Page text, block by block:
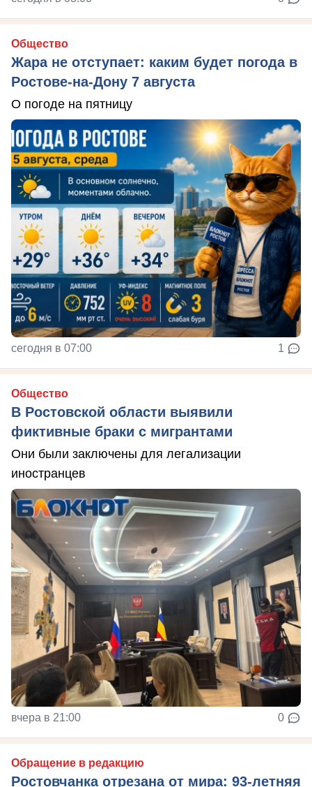
Общество
Жара не отступает: каким будет погода в
Ростове-на-Дону 7 августа
О погоде на пятницу
сегодня в 07:00 1
Общество
В Ростовской области выявили
фиктивные браки с мигрантами
Они были заключены для легализации
иностранцев
вчера в 21:00 0
Обращение в редакцию
Ростовчанка отрезана от мира: 93-летняя